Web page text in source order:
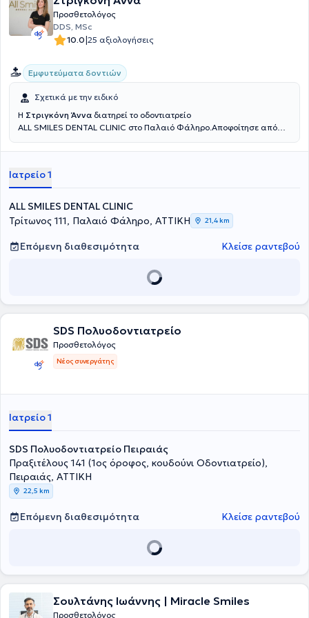
Προσθετολόγος
DDS, MSc
10.0|25 αξιολογήσεις
Εμφυτεύματα δοντιών
Σχετικά με την ειδικό
Η Στριγκόνη Άννα διατηρεί το οδοντιατρείο
ALL SMILES DENTAL CLINIC στο Παλαιό Φάληρο.Αποφοίτησε από
Πανεπστημίου Αθηνών το 2018. Το 2019 εισήχθει στο Μεταπτυχιακό
Εμφυτευματολογία του Πανεπιστημίου Αθηνών. Από το 2018 ως και
σήμερα διατελεί επιστημονική συνεργάτης στο γνωστικό
αντικείμενο της Προσθετικής στην Οδοντιατρική Σχολή του ΕΚΠΑ.
Έχει συμμετάσχει σε πολυάριθμα τοπικά και διεθνή συνέδρια με
ομιλίες και ελεύθερες ανακοινώσεις, ενώ έχει δημοσιεύσει
ιατρείο προσφέρονται υπηρεσίες που καλύπτουν όλο το φάσμα της
απαιτούν συνολική στοματική αποκατάσταση, προσθετική σε
βρυγμό, και με πόνο στην άρθρωση/μύες προσώπου
(κροταφογναθικές διαταραχές).Το ιατρείο επίσης διαθέτει
ενδοστοματικό σαρωτή για ψηφιακή αποτύπωση.
Ιατρείο 1
ALL SMILES DENTAL CLINIC
Τρίτωνος 111, Παλαιό Φάληρο, ΑΤΤΙΚΗ
21,4 km
Επόμενη διαθεσιμότητα Κλείσε ραντεβού
SDS Πολυοδοντιατρείο
Προσθετολόγος
Νέος συνεργάτης
Ιατρείο 1
SDS Πολυοδοντιατρείο Πειραιάς
Πραξιτέλους 141 (1ος όροφος, κουδούνι Οδοντιατρείο),
Πειραιάς, ΑΤΤΙΚΗ
22,5 km
Επόμενη διαθεσιμότητα Κλείσε ραντεβού
Σουλτάνης Ιωάννης | Miracle Smiles
Προσθετολόγος